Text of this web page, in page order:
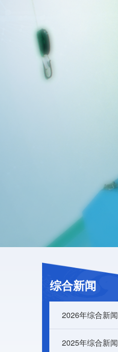
综合新闻
2026年综合新闻
2025年综合新闻